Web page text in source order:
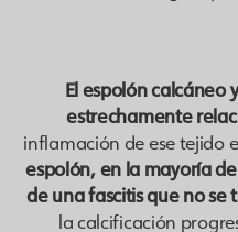
El espolón calcáneo
estrechamente
inflamación de ese tejido
espolón, en la mayoría
de una fascitis que no se
la calcificación